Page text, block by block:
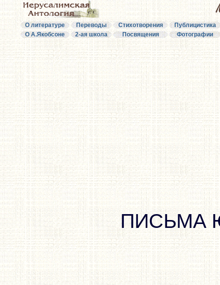
О литературе Переводы Стихотворения
Публицистика
О А.Якобсоне
2-ая школа Посвящения Фотографии
ПИСЬМА